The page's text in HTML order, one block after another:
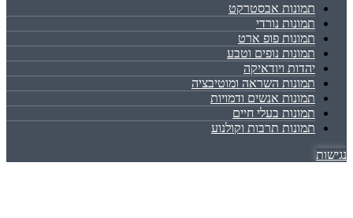
תמונות אבסטרקט
תמונות נורדי
תמונות פופ ארט
תמונות נופים וטבע
יהדות ויודאיקה
תמונות השראה ומוטיבציה
תמונות אנשים ודמויות
תמונות בעלי חיים
תמונות תרבות וקולנוע
נגישות